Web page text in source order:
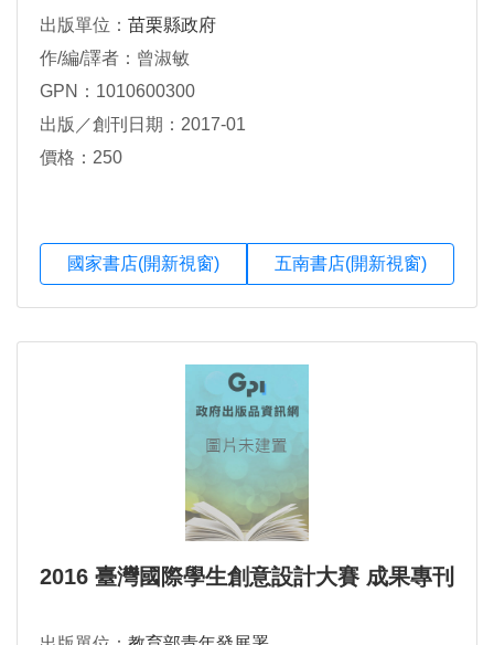
出版單位： 苗栗縣政府
作/編/譯者：曾淑敏
GPN：1010600300
出版／創刊日期：2017-01
價格：250
國家書店(開新視窗) 五南書店(開新視窗)
2016 臺灣國際學生創意設計大賽 成果專刊